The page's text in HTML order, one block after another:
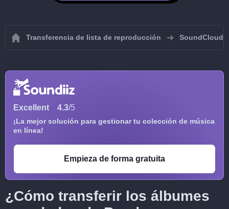
Transferencia de lista de reproducción SoundCloud
Excellent 4.3/5
¡La mejor solución para gestionar tu colección de música
en línea!
Empieza de forma gratuita
¿Cómo transferir los álbumes